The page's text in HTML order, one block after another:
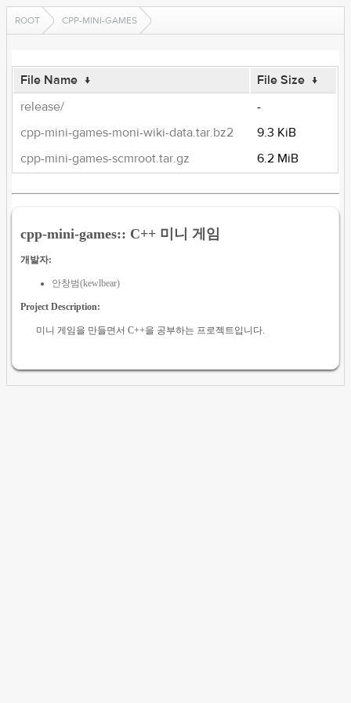
ROOT CPP-MINI-GAMES
File Name ↓ File Size ↓
release/
-
cpp-mini-games-moni-wiki-data.tar.bz2
9.3 KiB
cpp-mini-games-scmroot.tar.gz
6.2 MiB
cpp-mini-games:: C++ 미니 게임
개발자:
안창범(kewlbear)
Project Description:
미니 게임을 만들면서 C++을 공부하는 프로젝트입니다.